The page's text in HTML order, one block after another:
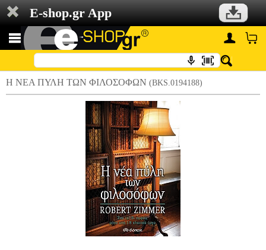
E-shop.gr App
Η ΝΕΑ ΠΥΛΗ ΤΩΝ ΦΙΛΟΣΟΦΩΝ (BKS.0194188)